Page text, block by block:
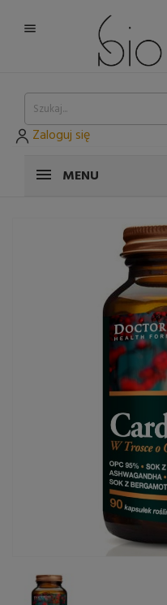

Zaloguj się
MENU